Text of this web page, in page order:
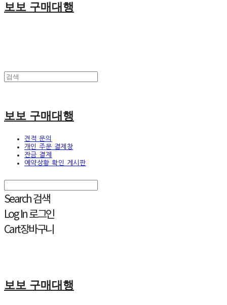
보보 구매대행
보보 구매대행
견적 문의
개인 주문 결제창
잔금 결제
예약상황 확인 게시판
Search검색
Log In로그인
Cart장바구니
보보 구매대행